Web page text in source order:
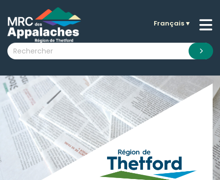
submenu (La MRC )
submenu (Citoyens )
submenu (Visiteurs )
submenu (Nouvelles )
submenu (Documentation )
Français▼